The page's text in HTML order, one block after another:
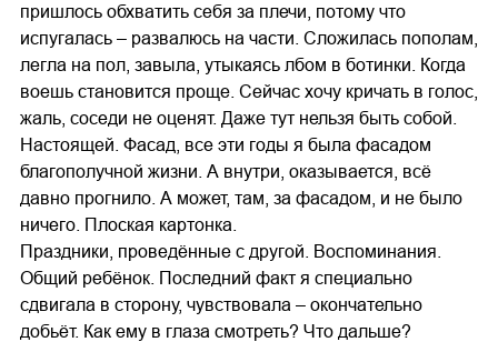
пришлось обхватить себя за плечи, потому что
испугалась – развалюсь на части. Сложилась пополам,
легла на пол, завыла, утыкаясь лбом в ботинки. Когда
воешь становится проще. Сейчас хочу кричать в голос,
жаль, соседи не оценят. Даже тут нельзя быть собой.
Настоящей. Фасад, все эти годы я была фасадом
благополучной жизни. А внутри, оказывается, всё
давно прогнило. А может, там, за фасадом, и не было
ничего. Плоская картонка.
Праздники, проведённые с другой. Воспоминания.
Общий ребёнок. Последний факт я специально
сдвигала в сторону, чувствовала – окончательно
добьёт. Как ему в глаза смотреть? Что дальше?